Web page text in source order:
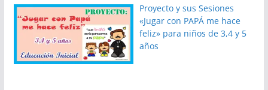
Proyecto y sus Sesiones
«Jugar con PAPÁ me hace
feliz» para niños de 3,4 y 5
años